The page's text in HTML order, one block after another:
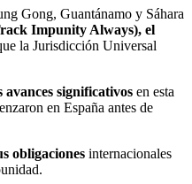
Gong, Guantánamo y Sáhara
Impunity Always), el
la Jurisdicción Universal
significativos en esta
en España antes de
obligaciones internacionales